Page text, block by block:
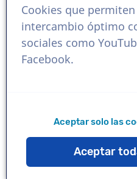
Idioma
Inglés (Internacional)
Referencias
Voz
Comercial, Natural,
Empresarial
Cookies que
intercambio óptimo
sociales como
Facebook.
Aceptar solo las
Aceptar